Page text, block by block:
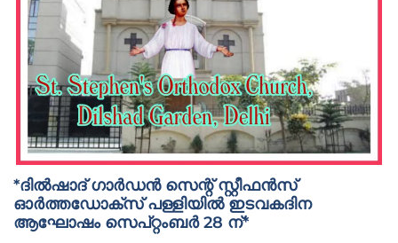
*ദിൽഷാദ് ഗാർഡൻ സെന്റ് സ്റ്റീഫൻസ്
ഓർത്തഡോക്സ് പള്ളിയിൽ ഇടവകദിന
ആഘോഷം സെപ്റ്റംബർ 28 ന്*